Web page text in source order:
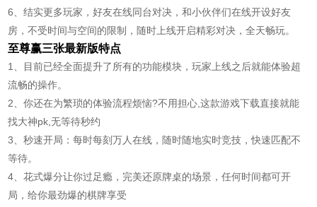
6、结实更多玩家，好友在线同台对决，和小伙伴们在线开设好友
房，不受时间与空间的限制，随时上线开启精彩对决，全天畅玩。
至尊赢三张最新版特点
1、目前已经全面提升了所有的功能模块，玩家上线之后就能体验超
流畅的操作。
2、你还在为繁琐的体验流程烦恼?不用担心,这款游戏下载直接就能
找大神pk,无等待秒约
3、秒速开局：每时每刻万人在线，随时随地实时竞技，快速匹配不
等待。
4、花式爆分让你过足瘾，完美还原牌桌的场景，任何时间都可开
局，给你最劲爆的棋牌享受